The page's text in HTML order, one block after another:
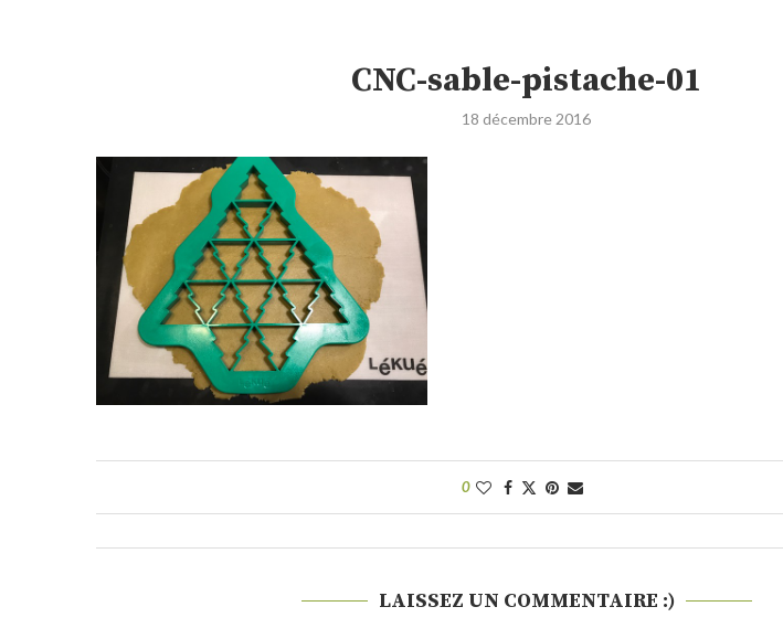
CNC-sable-pistache-01
18 décembre 2016
0
LAISSEZ UN COMMENTAIRE :)